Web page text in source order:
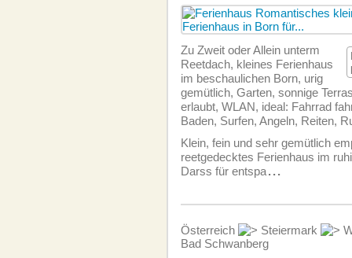
Zu Zweit oder Allein unterm
Reetdach, kleines Ferienhaus
im beschaulichen Born, urig
gemütlich, Garten, sonnige
erlaubt, WLAN, ideal: Fahrrad
Baden, Surfen, Angeln, Reiten,
Klein, fein und sehr gemütlich
reetgedecktes Ferienhaus im
Darss für entspa...
Österreich Steiermark
Bad Schwanberg